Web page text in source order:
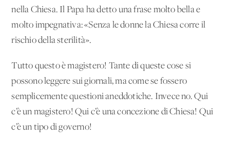
nella Chiesa. Il Papa ha detto una frase molto bella e
molto impegnativa: «Senza le donne la Chiesa corre il
rischio della sterilità».
Tutto questo è magistero! Tante di queste cose si
possono leggere sui giornali, ma come se fossero
semplicemente questioni aneddotiche. Invece no. Qui
c’è un magistero! Qui c’è una concezione di Chiesa! Qui
c’è un tipo di governo!